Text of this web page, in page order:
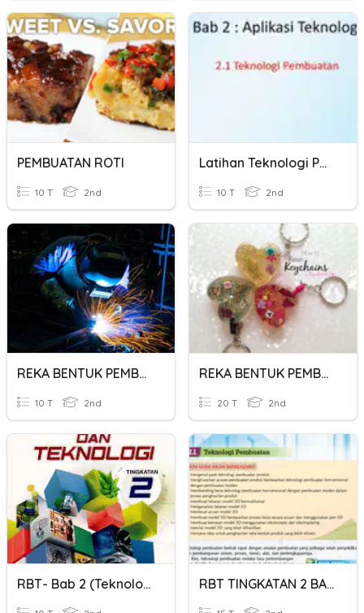
PEMBUATAN ROTI
10 T 2nd
Latihan Teknologi Pembuatan
10 T 2nd
REKA BENTUK PEMBUATAN
10 T 2nd
REKA BENTUK PEMBUATAN
20 T 2nd
RBT- Bab 2 (Teknologi Pembuatan & Proses Pembuatan) RBT TINGKATAN 2 BAB 2.1 TEKNOLOGI PEMBUATAN